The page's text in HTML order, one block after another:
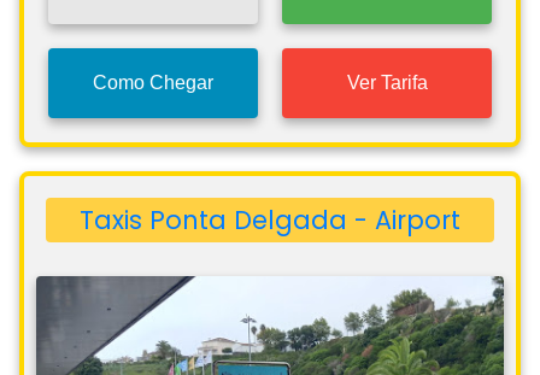
Como Chegar Ver Tarifa
Taxis Ponta Delgada - Airport